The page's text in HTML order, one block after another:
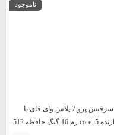
ناموجود
سرفیس پرو 7 پلاس وای فای با
پردازنده core i5 رم 16 گیگ حافظه 512